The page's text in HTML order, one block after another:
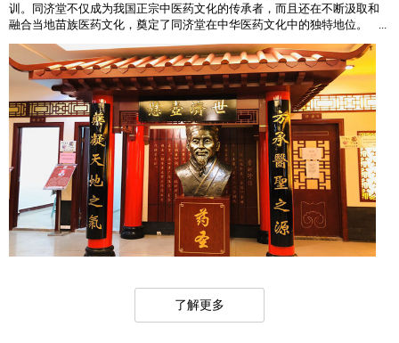
训。同济堂不仅成为我国正宗中医药文化的传承者，而且还在不断汲取和
融合当地苗族医药文化，奠定了同济堂在中华医药文化中的独特地位。 ...
了解更多